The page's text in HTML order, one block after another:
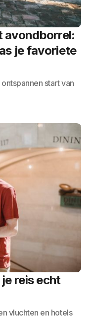
avondborrel:
je favoriete
start van
reis echt
vluchten en hotels